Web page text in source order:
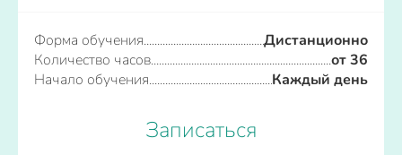
Форма обучения
Дистанционно
Количество часов
от 36
Начало обучения
Каждый день
Записаться